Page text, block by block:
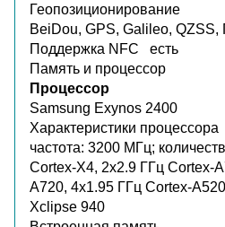
Геопозиционирование
BeiDou, GPS, Galileo,
Поддержка NFC есть
Память и процессор
Процессор
Samsung Exynos 2400
Характеристики процессора
частота: 3200 МГц;
Cortex-X4, 2x2.9 ГГц Cortex-
A720, 4x1.95 ГГц Cortex-
Xclipse 940